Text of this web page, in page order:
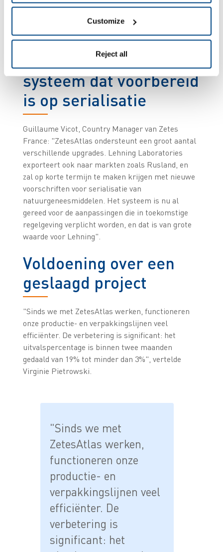
Customize
Reject all
Een schaalbaar
systeem dat voorbereid
is op serialisatie
Guillaume Vicot, Country Manager van Zetes
France: "ZetesAtlas ondersteunt een groot aantal
verschillende upgrades. Lehning Laboratories
exporteert ook naar markten zoals Rusland, en
zal op korte termijn te maken krijgen met nieuwe
voorschriften voor serialisatie van
natuurgeneesmiddelen. Het systeem is nu al
gereed voor de aanpassingen die in toekomstige
regelgeving verplicht worden, en dat is van grote
waarde voor Lehning".
Voldoening over een
geslaagd project
"Sinds we met ZetesAtlas werken, functioneren
onze productie- en verpakkingslijnen veel
efficiënter. De verbetering is significant: het
uitvalspercentage is binnen twee maanden
gedaald van 19% tot minder dan 3%", vertelde
Virginie Pietrowski.
"Sinds we met
ZetesAtlas werken,
functioneren onze
productie- en
verpakkingslijnen veel
efficiënter. De
verbetering is
significant: het